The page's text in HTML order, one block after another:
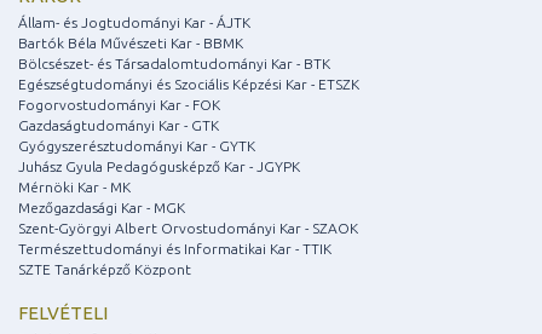
Állam- és Jogtudományi Kar - ÁJTK
Bartók Béla Művészeti Kar - BBMK
Bölcsészet- és Társadalomtudományi Kar - BTK
Egészségtudományi és Szociális Képzési Kar - ETSZK
Fogorvostudományi Kar - FOK
Gazdaságtudományi Kar - GTK
Gyógyszerésztudományi Kar - GYTK
Juhász Gyula Pedagógusképző Kar - JGYPK
Mérnöki Kar - MK
Mezőgazdasági Kar - MGK
Szent-Györgyi Albert Orvostudományi Kar - SZAOK
Természettudományi és Informatikai Kar - TTIK
SZTE Tanárképző Központ
FELVÉTELI